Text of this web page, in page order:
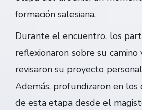
formación salesiana.
Durante el encuentro, los
reflexionaron sobre su camino
revisaron su proyecto
Además, profundizaron en los
de esta etapa desde el